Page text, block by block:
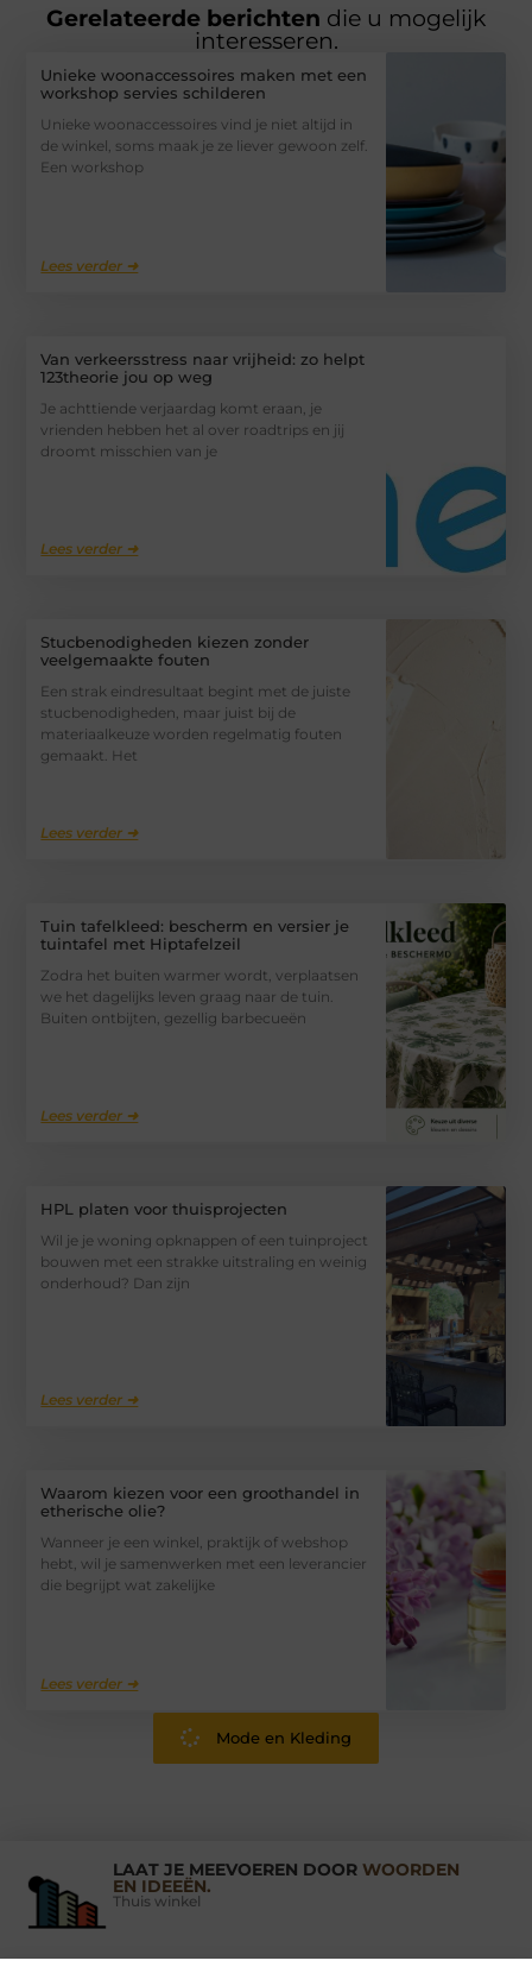
Gerelateerde berichten die u mogelijk
interesseren.
Unieke woonaccessoires maken met een
workshop servies schilderen
Unieke woonaccessoires vind je niet altijd in
de winkel, soms maak je ze liever gewoon zelf.
Een workshop
Lees verder ➜
Van verkeersstress naar vrijheid: zo helpt
123theorie jou op weg
Je achttiende verjaardag komt eraan, je
vrienden hebben het al over roadtrips en jij
droomt misschien van je
Lees verder ➜
Stucbenodigheden kiezen zonder
veelgemaakte fouten
Een strak eindresultaat begint met de juiste
stucbenodigheden, maar juist bij de
materiaalkeuze worden regelmatig fouten
gemaakt. Het
Lees verder ➜
Tuin tafelkleed: bescherm en versier je
tuintafel met Hiptafelzeil
Zodra het buiten warmer wordt, verplaatsen
we het dagelijks leven graag naar de tuin.
Buiten ontbijten, gezellig barbecueën
Lees verder ➜
HPL platen voor thuisprojecten
Wil je je woning opknappen of een tuinproject
bouwen met een strakke uitstraling en weinig
onderhoud? Dan zijn
Lees verder ➜
Waarom kiezen voor een groothandel in
etherische olie?
Wanneer je een winkel, praktijk of webshop
hebt, wil je samenwerken met een leverancier
die begrijpt wat zakelijke
Lees verder ➜
Mode en Kleding
LAAT JE MEEVOEREN DOOR WOORDEN
EN IDEEËN.
Thuis winkel